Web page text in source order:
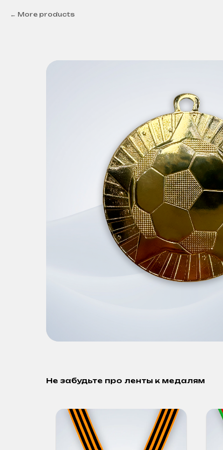
More products
Не забудьте про ленты к медалям